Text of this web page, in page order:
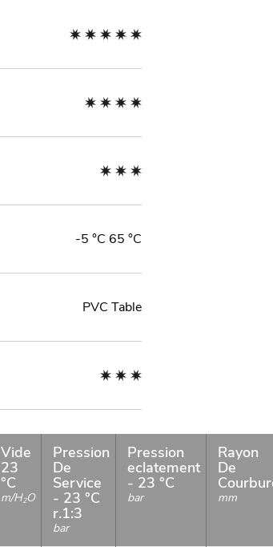
-5 °C 65 °C
PVC Table
Vide
23
°C
m/H2O
Pression
De
Service
- 23 °C
r.1:3
bar
Pression
eclatement
- 23 °C
bar
Rayon
De
mm